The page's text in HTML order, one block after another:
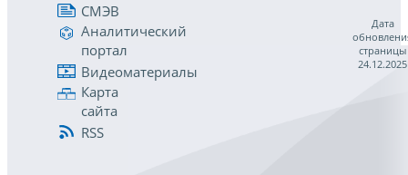
СМЭВ
Аналитический
портал
Видеоматериалы
Карта
сайта
RSS
Дата
страницы
24.12.2025